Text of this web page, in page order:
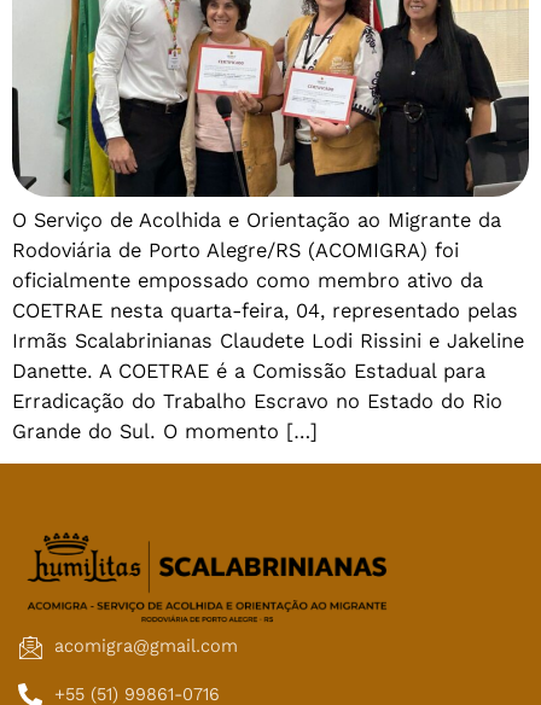
O Serviço de Acolhida e Orientação ao Migrante da
Rodoviária de Porto Alegre/RS (ACOMIGRA) foi
oficialmente empossado como membro ativo da
COETRAE nesta quarta-feira, 04, representado pelas
Irmãs Scalabrinianas Claudete Lodi Rissini e Jakeline
Danette. A COETRAE é a Comissão Estadual para
Erradicação do Trabalho Escravo no Estado do Rio
Grande do Sul. O momento […]
acomigra@gmail.com
+55 (51) 99861-0716